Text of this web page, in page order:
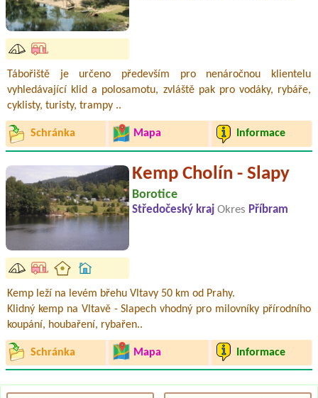
Tábořiště je určeno především pro nenáročnou klientelu
vyhledávající klid a polosamotu, zvláště pak pro vodáky, rybáře,
cyklisty, turisty, trampy ..
Schránka Mapa Informace
Kemp Cholín - Slapy
Borotice
Středočeský kraj Okres Příbram
Kemp leží na levém břehu Vltavy 50 km od Prahy.
Klidný kemp na Vltavě - Slapech vhodný pro milovníky přírodního
koupání, houbaření, rybařen..
Schránka Mapa Informace